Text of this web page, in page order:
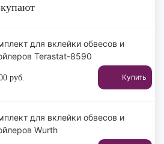
для вклейки обвесов и
Terastat-8590
руб. Купить
для вклейки обвесов и
Wurth